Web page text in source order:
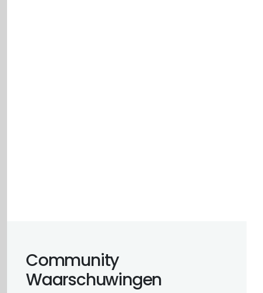
Community
Waarschuwingen